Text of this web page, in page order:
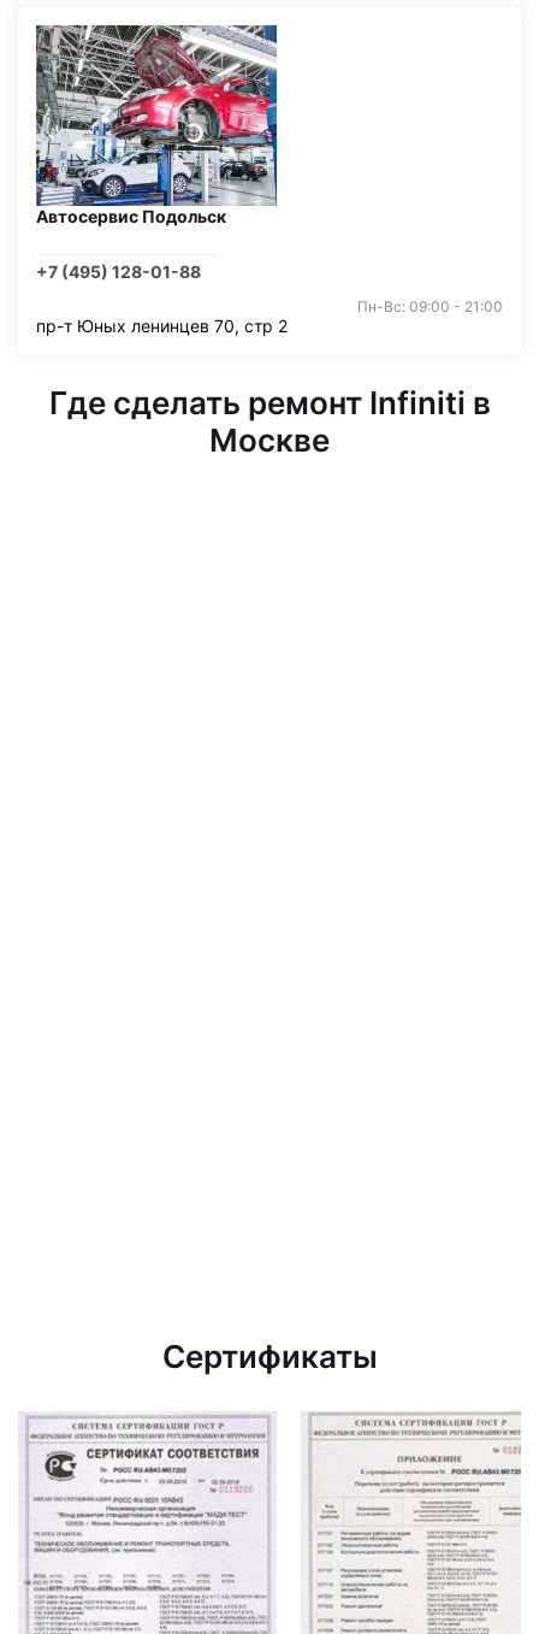
Автосервис Подольск
+7 (495) 128-01-88
Пн-Вс: 09:00 - 21:00
пр-т Юных ленинцев 70, стр 2
Где сделать ремонт Infiniti в
Москве
Сертификаты